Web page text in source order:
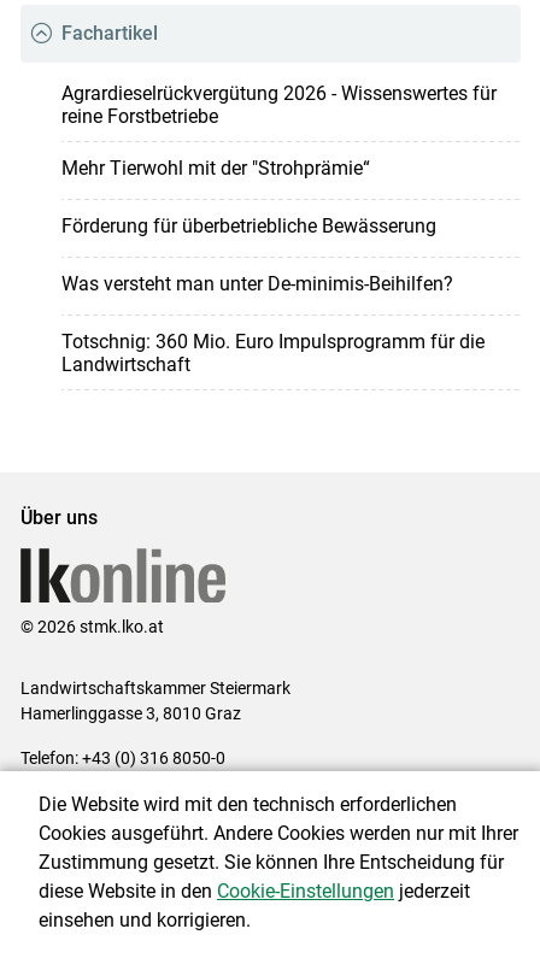
Fachartikel
Agrardieselrückvergütung 2026 - Wissenswertes für
reine Forstbetriebe
Mehr Tierwohl mit der "Strohprämie“
Förderung für überbetriebliche Bewässerung
Was versteht man unter De-minimis-Beihilfen?
Totschnig: 360 Mio. Euro Impulsprogramm für die
Landwirtschaft
Über uns
© 2026 stmk.lko.at
Landwirtschaftskammer Steiermark
Hamerlinggasse 3, 8010 Graz
Telefon: +43 (0) 316 8050-0
Impressum|Kontakt|Datenschutzerklärung|Barrierefreiheit|
Cookie-Einstellungen
Die Website wird mit den technisch erforderlichen
Cookies ausgeführt. Andere Cookies werden nur mit Ihrer
Zustimmung gesetzt. Sie können Ihre Entscheidung für
diese Website in den Cookie-Einstellungen jederzeit
einsehen und korrigieren.